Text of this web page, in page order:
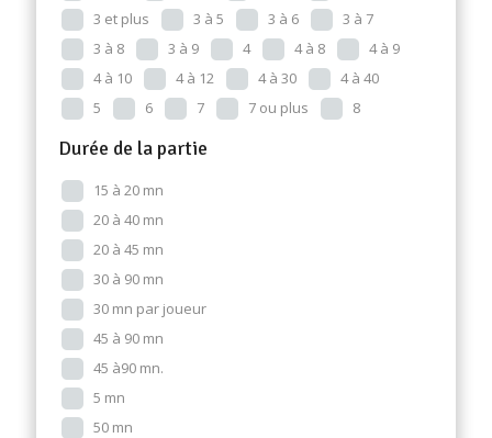
3 et plus
3 à 5 3 à 6
3 à 7
3 à 8
3 à 9 4 4 à 8
4 à 9
4 à 10
4 à 12 4 à 30
4 à 40
5
6 7 7 ou plus 8
Durée de la partie
15 à 20 mn
20 à 40 mn
20 à 45 mn
30 à 90 mn
30 mn par joueur
45 à 90 mn
45 à90 mn.
5 mn
50 mn